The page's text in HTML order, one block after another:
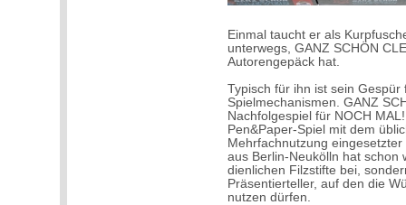
Einmal taucht er als
unterwegs, GANZ SCHÖN
Autorengepäck hat.
Typisch für ihn ist sein
Spielmechanismen. GANZ
Nachfolgespiel für NOCH
Pen&Paper-Spiel mit dem
Mehrfachnutzung
aus Berlin-Neukölln hat schon
dienlichen Filzstifte bei,
Präsentierteller, auf den die
nutzen dürfen.